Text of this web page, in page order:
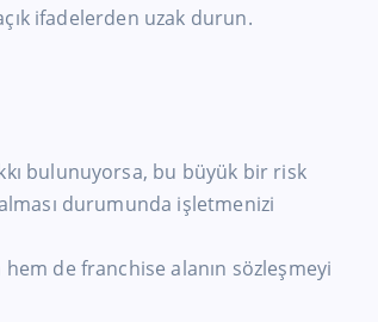
ifadelerden uzak durun.
bulunuyorsa, bu büyük bir risk
durumunda işletmenizi
de franchise alanın sözleşmeyi